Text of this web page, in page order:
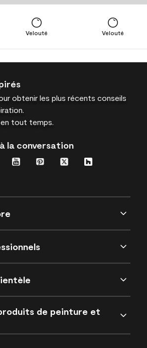
Velouté Velouté
obtenir les plus récents conseils
tout temps.
la conversation
de peinture et